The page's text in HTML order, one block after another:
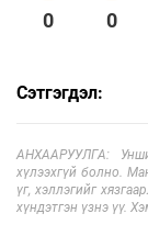
0 0
Сэтгэгдэл:
АНХААРУУЛГА:
хүлээхгүй болно.
үг, хэллэгийг
хүндэтгэн үзнэ үү.